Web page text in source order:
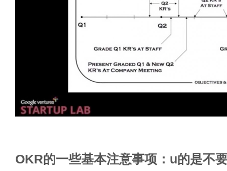
OKR的一些基本注意事项：u的是不